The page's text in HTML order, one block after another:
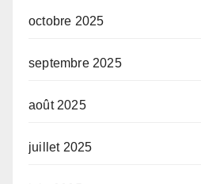
octobre 2025
septembre 2025
août 2025
juillet 2025